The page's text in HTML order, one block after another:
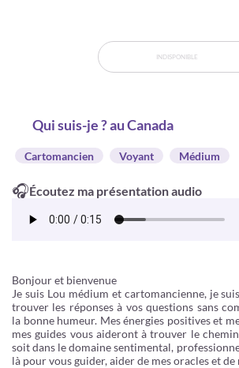
INDISPONIBLE
Qui suis-je ? au Canada
Cartomancien Voyant Médium
🎧Écoutez ma présentation audio
Bonjour et bienvenue
Je suis Lou médium et cartomancienne, je
trouver les réponses à vos questions sans
la bonne humeur. Mes énergies positives et
mes guides vous aideront à trouver le
soit dans le domaine sentimental,
là pour vous guider, aider de mes oracles et